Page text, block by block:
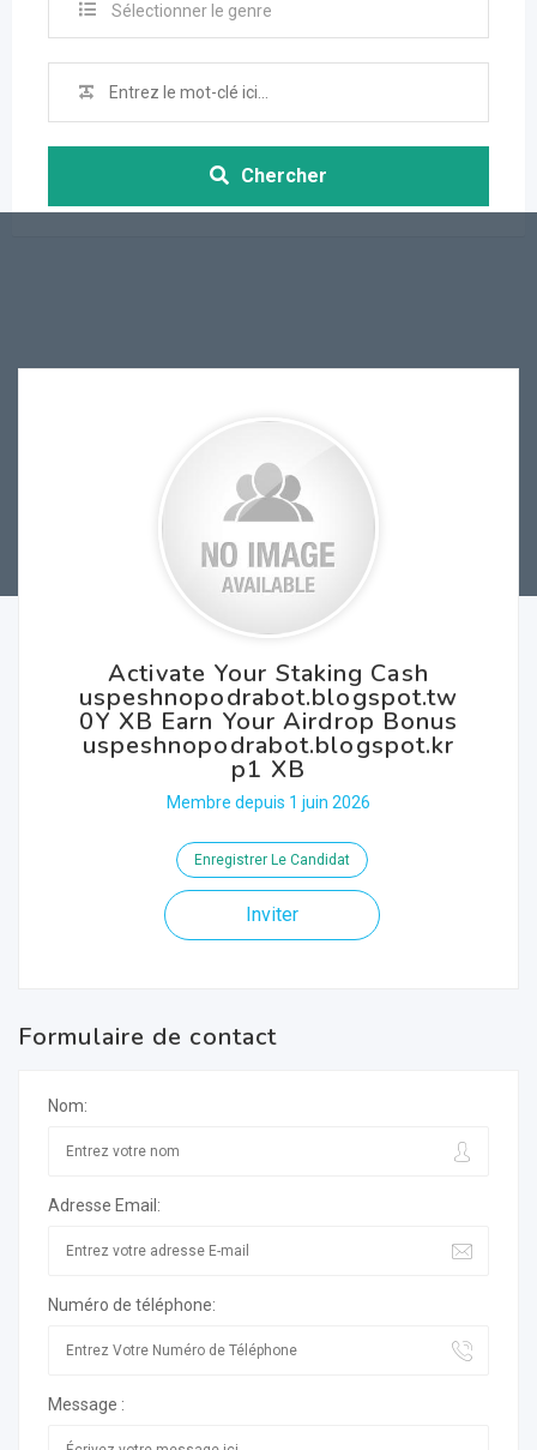
Sélectionner le genre
Chercher
Activate Your Staking Cash
uspeshnopodrabot.blogspot.tw
0Y XB Earn Your Airdrop Bonus
uspeshnopodrabot.blogspot.kr
p1 XB
Membre depuis 1 juin 2026
Enregistrer Le Candidat
Inviter
Formulaire de contact
Nom:
Adresse Email:
Numéro de téléphone:
Message :